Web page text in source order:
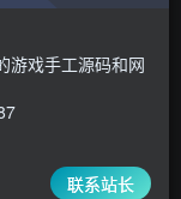
游戏手工源码和网
联系站长